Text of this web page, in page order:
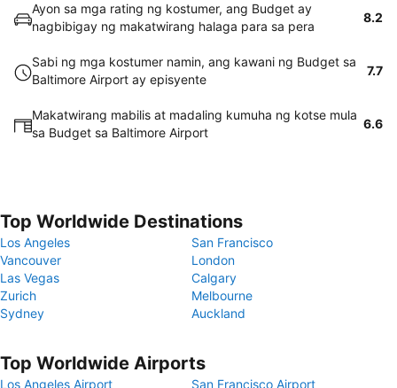
Ayon sa mga rating ng kostumer, ang Budget ay
nagbibigay ng makatwirang halaga para sa pera
8.2
Sabi ng mga kostumer namin, ang kawani ng Budget sa
Baltimore Airport ay episyente
7.7
Makatwirang mabilis at madaling kumuha ng kotse mula
sa Budget sa Baltimore Airport
6.6
Top Worldwide Destinations
Los Angeles
San Francisco
Vancouver
London
Las Vegas
Calgary
Zurich
Melbourne
Sydney
Auckland
Top Worldwide Airports
Los Angeles Airport San Francisco Airport